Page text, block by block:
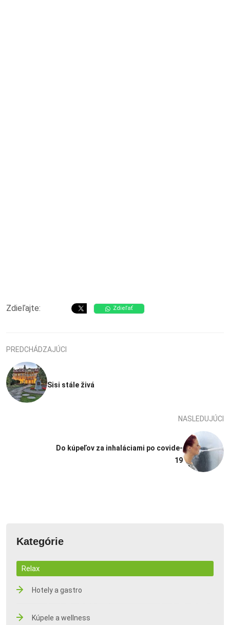
Zdieľajte: Zdieľať
PREDCHÁDZAJÚCI
Sisi stále živá
NASLEDUJÚCI
Do kúpeľov za inhaláciami po covide-
19
Kategórie
Relax
Hotely a gastro
Kúpele a wellness